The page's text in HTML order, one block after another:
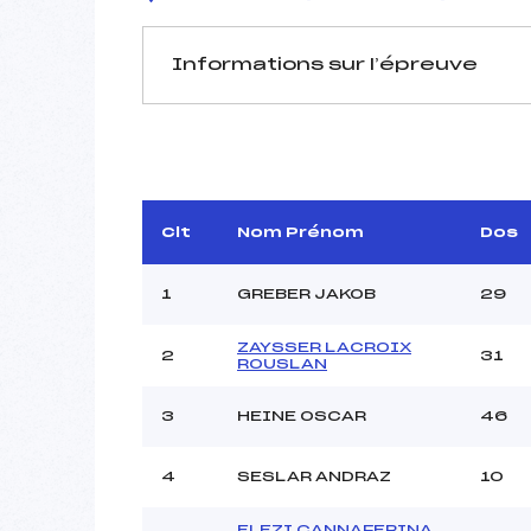
Informations sur l’épreuve
Arbitre :
Assistant :
MANCHE 1
Ouvreurs A :
Clt Nom Prénom Dos
1 GREBER JAKOB 29
2
ZAYSSER LACROIX
ROUSLAN
31
3 HEINE OSCAR 46
4 SESLAR ANDRAZ 10